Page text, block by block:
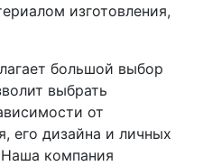
изготовления,
большой выбор
выбрать
от
его дизайна и личных
Наша компания